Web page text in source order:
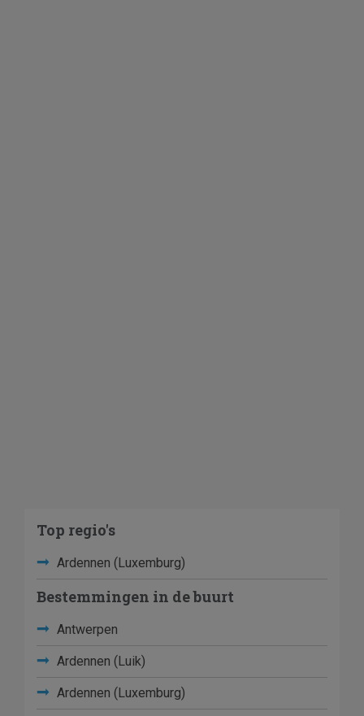
Top regio's
Ardennen (Luxemburg)
Bestemmingen in de buurt
Antwerpen
Ardennen (Luik)
Ardennen (Luxemburg)